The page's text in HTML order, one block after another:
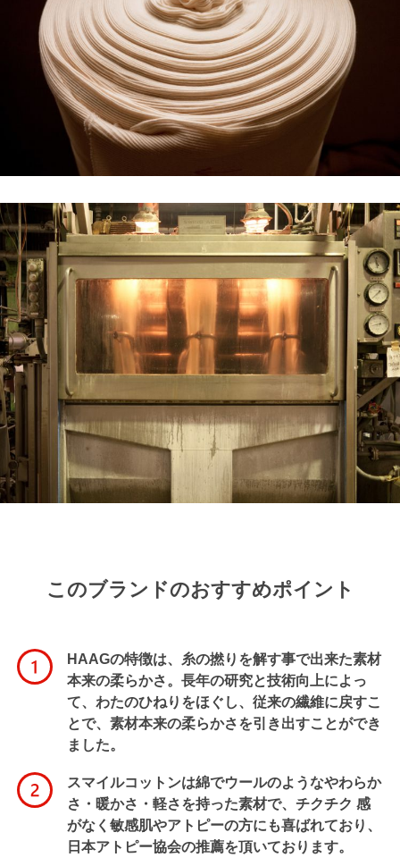
このブランドのおすすめポイント
HAAGの特徴は、糸の撚りを解す事で出来た素材
本来の柔らかさ。長年の研究と技術向上によっ
て、わたのひねりをほぐし、従来の繊維に戻すこ
とで、素材本来の柔らかさを引き出すことができ
ました。
スマイルコットンは綿でウールのようなやわらか
さ・暖かさ・軽さを持った素材で、チクチク 感
がなく敏感肌やアトピーの方にも喜ばれており、
日本アトピー協会の推薦を頂いております。